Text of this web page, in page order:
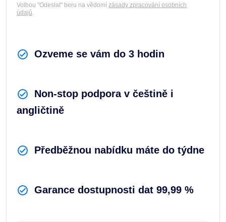
Ozveme se vám do 3 hodin
Non-stop podpora v češtině i
angličtině
Předběžnou nabídku máte do týdne
Garance dostupnosti dat 99,99 %
Volbou "Odeslat" beru na vědomí zásady zpracování osobních
údajů